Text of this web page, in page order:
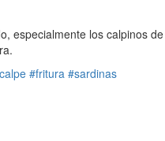
especialmente los calpinos de
#fritura #sardinas